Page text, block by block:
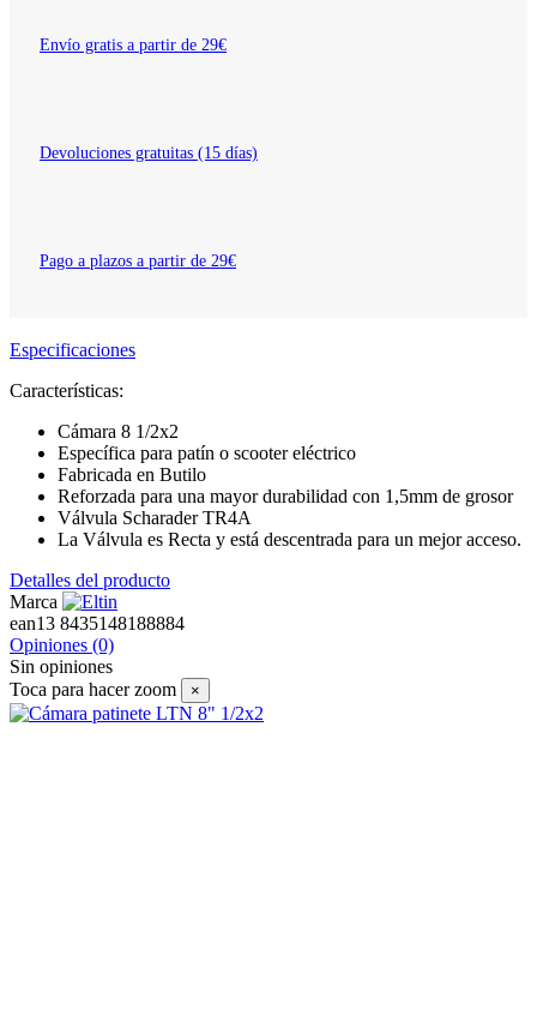
Envío gratis a partir de 29€
Devoluciones gratuitas (15 días)
Pago a plazos a partir de 29€
Especificaciones
Características:
Cámara 8 1/2x2
Específica para patín o scooter eléctrico
Fabricada en Butilo
Reforzada para una mayor durabilidad con 1,5mm de grosor
Válvula Scharader TR4A
La Válvula es Recta y está descentrada para un mejor acceso.
Detalles del producto
Marca
ean13 8435148188884
Opiniones (0)
Sin opiniones
Toca para hacer zoom
×